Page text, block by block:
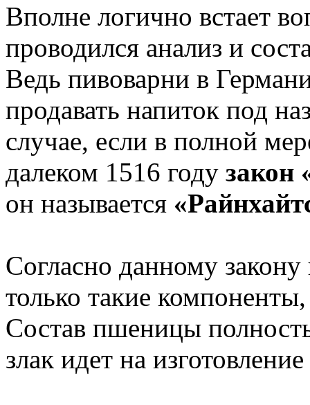
Вполне логично встает
проводился анализ и
Ведь пивоварни в
продавать напиток под
случае, если в полной
далеком 1516 году закон
он называется
Согласно данному
только такие
Состав пшеницы
злак идет на